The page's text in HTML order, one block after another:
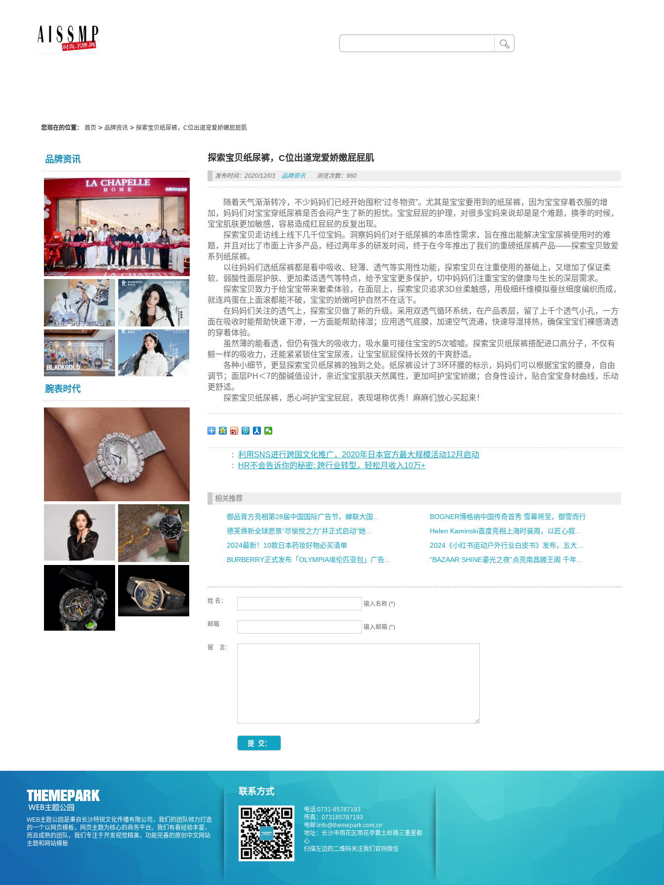
您现在的位置： 首页> 品牌资讯> 探索宝贝纸尿裤，C位出道宠爱娇嫩屁屁肌
品牌资讯
腕表时代
探索宝贝纸尿裤，C位出道宠爱娇嫩屁屁肌
发布时间：2020/12/03 品牌资讯 浏览次数：960
随着天气渐渐转冷，不少妈妈们已经开始囤积“过冬物资”。尤其是宝宝要用到的纸尿裤，因为宝宝穿着衣服的增
加，妈妈们对宝宝穿纸尿裤是否会闷产生了新的担忧。宝宝屁屁的护理，对很多宝妈来说却是是个难题，换季的时候，
宝宝肌肤更加敏感，容易造成红屁屁的反复出现。
探索宝贝走访线上线下几千位宝妈。洞察妈妈们对于纸尿裤的本质性需求，旨在推出能解决宝宝尿裤使用时的难
题，并且对比了市面上许多产品，经过两年多的研发时间，终于在今年推出了我们的重磅纸尿裤产品——探索宝贝致爱
系列纸尿裤。
以往妈妈们选纸尿裤都是看中吸收、轻薄、透气等实用性功能，探索宝贝在注重使用的基础上，又增加了保证柔
软、弱酸性面层护肤、更加柔适透气等特点，给予宝宝更多保护，切中妈妈们注重宝宝的健康与生长的深层需求。
探索宝贝致力于给宝宝带来奢柔体验，在面层上，探索宝贝追求3D丝柔触感，用极细纤维模拟蚕丝细度编织而成，
就连鸡蛋在上面滚都能不破，宝宝的娇嫩呵护自然不在话下。
在妈妈们关注的透气上，探索宝贝做了新的升级。采用双透气循环系统，在产品表层，留了上千个透气小孔，一方
面在吸收时能帮助快速下渗，一方面能帮助排湿；应用透气底膜，加速空气流通，快速导湿排热，确保宝宝们裸感清透
的穿着体验。
虽然薄的能看透，但仍有强大的吸收力，吸水量可接住宝宝的5次嘘嘘。探索宝贝纸尿裤搭配进口高分子，不仅有
鲸一样的吸收力，还能紧紧锁住宝宝尿液，让宝宝屁屁保持长效的干爽舒适。
各种小细节，更显探索宝贝纸尿裤的独到之处。纸尿裤设计了3环环腰的标示，妈妈们可以根据宝宝的腰身，自由
调节；面层PH＜7的酸碱值设计，亲近宝宝肌肤天然属性，更加呵护宝宝娇嫩；合身性设计，贴合宝宝身材曲线，乐动
更舒适。
探索宝贝纸尿裤，悉心呵护宝宝屁屁，表现堪称优秀！麻麻们放心买起来！
:
利用SNS进行跨国文化推广，2020年日本官方最大规模活动12月启动
:
HR不会告诉你的秘密: 跨行业转型，轻松月收入10万+
相关推荐
御品膏方亮相第28届中国国际广告节，蝉联大国...
BOGNER博格纳中国传奇首秀 雪幕将至，御雪而行
德芙焕新全球愿景“尽愉悦之力”并正式启动“她...
Helen Kaminski首度亮相上海时装周，以匠心叙...
2024最新！10款日本药妆好物必买清单
2024《小红书运动户外行业白皮书》发布，五大...
BURBERRY正式发布「OLYMPIA埃伦匹亚包」广告...
“BAZAAR SHINE鎏光之夜”点亮南昌滕王阁 千年...
姓 名： 输入名称 (*)
邮箱 输入邮箱 (*)
留 言:
WEB主题公园是秉自长沙特锐文化传播有限公司，我们的团队倾力打造
的一个以网页模板，网页主题为核心的商务平台。我们有着经验丰富，
而且成熟的团队，我们专注于开发视觉精美，功能完善的原创中文网站
主题和网站模板
联系方式
电话:0731-85787193
传真：073185787193
电邮:info@themepark.com.cn
地址：长沙市雨花区雨花亭黄土岭路三重星都
心
扫描左边的二维码关注我们官网微信